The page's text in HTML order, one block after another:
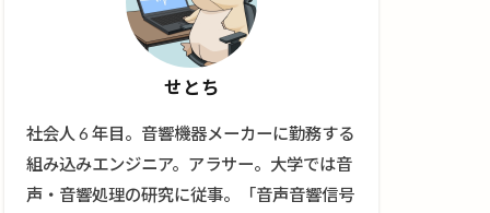
せとち
社会人 6 年目。音響機器メーカーに勤務する
組み込みエンジニア。アラサー。大学では音
声・音響処理の研究に従事。「音声音響信号